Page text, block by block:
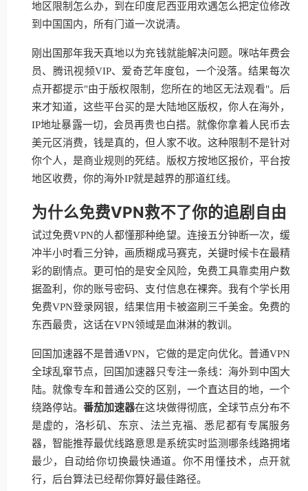
地区限制怎么办，到在印度尼西亚用欢遇怎么把定位修改
到中国国内，所有门道一次说清。
刚出国那年我天真地以为充钱就能解决问题。咪咕年费会
员、腾讯视频VIP、爱奇艺年度包，一个没落。结果每次
点开都提示"由于版权限制，您所在的地区无法观看"。后
来才知道，这些平台买的是大陆地区版权，你人在海外，
IP地址暴露一切，会员再贵也白搭。就像你拿着人民币去
美元区消费，钱是真的，但人家不收。这种限制不是针对
你个人，是商业规则的死结。版权方按地区报价，平台按
地区收费，你的海外IP就是越界的那道红线。
为什么免费VPN救不了你的追剧自由
试过免费VPN的人都懂那种绝望。连接五分钟断一次，缓
冲半小时看三分钟，画质糊成马赛克，关键时候卡在最精
彩的剧情点。更可怕的是安全风险，免费工具靠卖用户数
据盈利，你的账号密码、支付信息在裸奔。我有个学长用
免费VPN登录网银，结果信用卡被盗刷三千美金。免费的
东西最贵，这话在VPN领域是血淋淋的教训。
回国加速器不是普通VPN，它做的是定向优化。普通VPN
全球乱窜节点，回国加速器只专注一条线：海外到中国大
陆。就像专车和普通公交的区别，一个直达目的地，一个
绕路停站。番茄加速器在这块做得彻底，全球节点分布不
是虚的，洛杉矶、东京、法兰克福、悉尼都有专属服务
器，智能推荐最优线路意思是系统实时监测哪条线路拥堵
最少，自动给你切换最快通道。你不用懂技术，点开就
行，后台算法已经帮你算好最佳路径。